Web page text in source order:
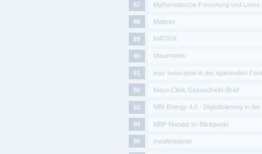
Mathematische Forschung und
Matices
MATRIX
Mauerwerk
mav Innovation in der spanenden
Mayo Clinic Gesundheits-Brief
MBI-Energy 4.0 - Digitalisierung in
MBP Mandat im Blickpunkt
medAmbiente